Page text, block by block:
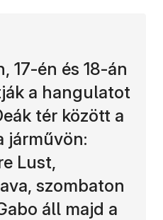
17-én és 18-án
a hangulatot
tér között a
járművön:
Lust,
szombaton
áll majd a